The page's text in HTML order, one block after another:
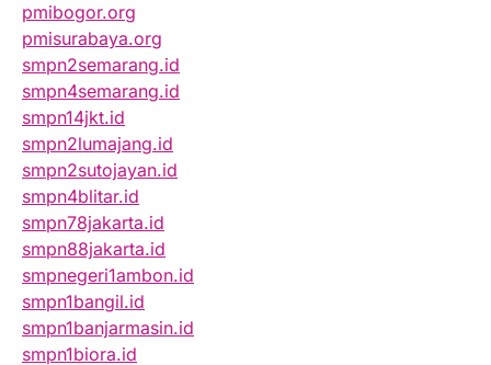
pmibogor.org
pmisurabaya.org
smpn2semarang.id
smpn4semarang.id
smpn14jkt.id
smpn2lumajang.id
smpn2sutojayan.id
smpn4blitar.id
smpn78jakarta.id
smpn88jakarta.id
smpnegeri1ambon.id
smpn1bangil.id
smpn1banjarmasin.id
smpn1biora.id